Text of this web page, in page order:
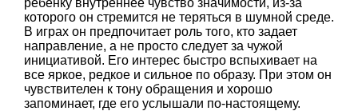
ребенку внутреннее чувство значимости, из-за
которого он стремится не теряться в шумной среде.
В играх он предпочитает роль того, кто задает
направление, а не просто следует за чужой
инициативой. Его интерес быстро вспыхивает на
все яркое, редкое и сильное по образу. При этом он
чувствителен к тону обращения и хорошо
запоминает, где его услышали по-настоящему.